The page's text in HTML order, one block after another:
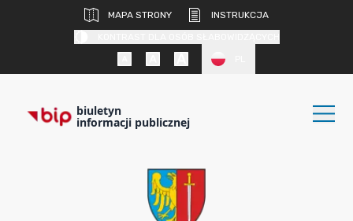
MAPA STRONY
INSTRUKCJA
biuletyn
informacji publicznej